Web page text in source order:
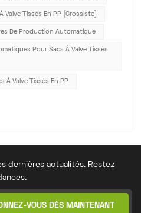
Valve Tissés En PP (grossiste)
De Production Automatique
Pour Sacs À Valve Tissés
À Valve Tissés En PP
dernières actualités. Restez